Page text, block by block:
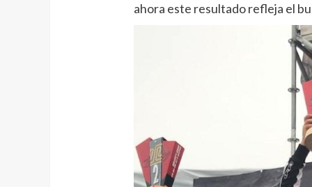
ahora este resultado refleja el